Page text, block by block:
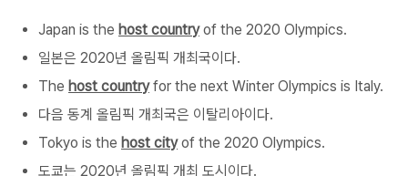
Japan is the host countryof the 2020 Olympics.
일본은 2020년 올림픽 개최국이다.
The host countryfor the next Winter Olympics is Italy.
다음 동계 올림픽 개최국은 이탈리아이다.
Tokyo is the host cityof the 2020 Olympics.
도쿄는 2020년 올림픽 개최 도시이다.